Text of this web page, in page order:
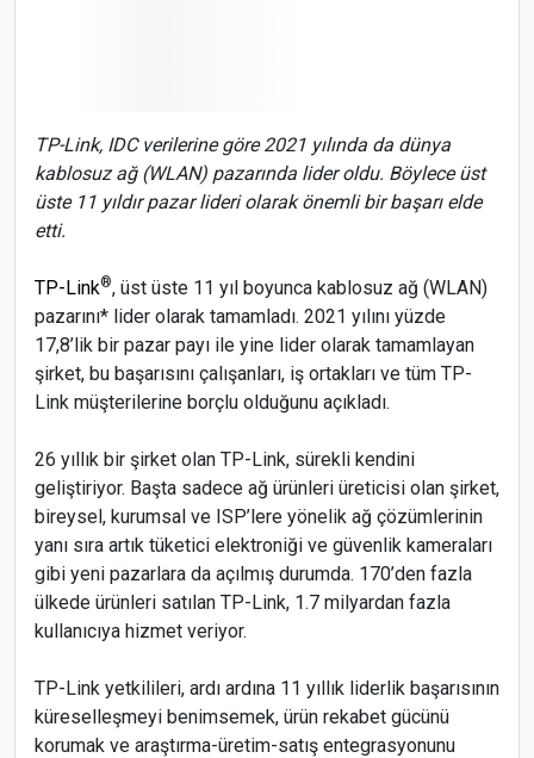
TP-Link, IDC verilerine göre 2021 yılında da dünya
kablosuz ağ (WLAN) pazarında lider oldu. Böylece üst
üste 11 yıldır pazar lideri olarak önemli bir başarı elde
etti.
TP-Link®, üst üste 11 yıl boyunca kablosuz ağ (WLAN)
pazarını* lider olarak tamamladı. 2021 yılını yüzde
17,8’lik bir pazar payı ile yine lider olarak tamamlayan
şirket, bu başarısını çalışanları, iş ortakları ve tüm TP-
Link müşterilerine borçlu olduğunu açıkladı.
26 yıllık bir şirket olan TP-Link, sürekli kendini
geliştiriyor. Başta sadece ağ ürünleri üreticisi olan şirket,
bireysel, kurumsal ve ISP’lere yönelik ağ çözümlerinin
yanı sıra artık tüketici elektroniği ve güvenlik kameraları
gibi yeni pazarlara da açılmış durumda. 170’den fazla
ülkede ürünleri satılan TP-Link, 1.7 milyardan fazla
kullanıcıya hizmet veriyor.
TP-Link yetkilileri, ardı ardına 11 yıllık liderlik başarısının
küreselleşmeyi benimsemek, ürün rekabet gücünü
korumak ve araştırma-üretim-satış entegrasyonunu